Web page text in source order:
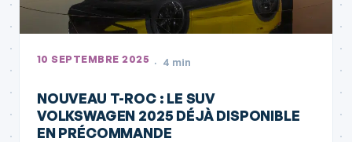
10 SEPTEMBRE 2025 4 min
NOUVEAU T-ROC : LE SUV
VOLKSWAGEN 2025 DÉJÀ DISPONIBLE
EN PRÉCOMMANDE